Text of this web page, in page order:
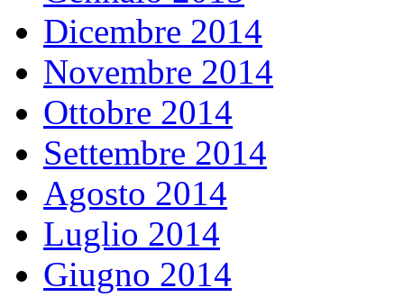
Dicembre 2014
Novembre 2014
Ottobre 2014
Settembre 2014
Agosto 2014
Luglio 2014
Giugno 2014